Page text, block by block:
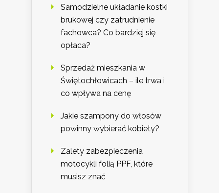
Samodzielne układanie kostki
brukowej czy zatrudnienie
fachowca? Co bardziej się
opłaca?
Sprzedaż mieszkania w
Świętochłowicach – ile trwa i
co wpływa na cenę
Jakie szampony do włosów
powinny wybierać kobiety?
Zalety zabezpieczenia
motocykli folią PPF, które
musisz znać